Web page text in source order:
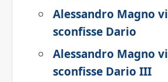
Alessandro Magno vi
sconfisse Dario
Alessandro Magno vi
sconfisse Dario III